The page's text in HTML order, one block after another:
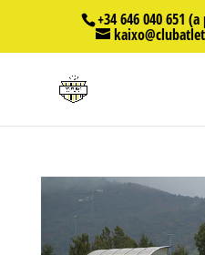
+34 646 040 651